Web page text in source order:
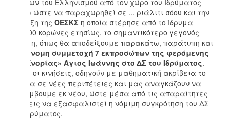
(2016) ώστε να παραχωρηθεί σε ... ριάλιτι σόου και την
εκδίωξη της ΟΕΣΚΣ η οποία στέρησε από το Ίδρυμα
100.000 κορώνες ετησίως, το σημαντικότερο γεγονός
είναι η, όπως θα αποδείξουμε παρακάτω, παράτυπη και
παράνομη συμμετοχή 7 εκπροσώπων της φερόμενης
ως «Ενορίας» Άγιος Ιωάννης στο ΔΣ του Ιδρύματος.
Αυτές οι κινήσεις, οδηγούν με μαθηματική ακρίβεια το
Ίδρυμα σε νέες περιπέτειες και μας αναγκάζουν να
παρέμβουμε εκ νέου, ώστε μέσα από τις απαραίτητες
κινήσεις να εξασφαλιστεί η νόμιμη συγκρότηση του ΔΣ
του Ιδρύματος.